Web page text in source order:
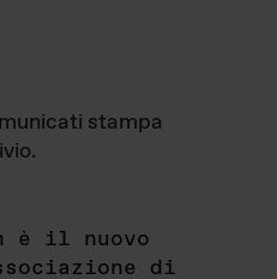
stampa
è il nuovo
di